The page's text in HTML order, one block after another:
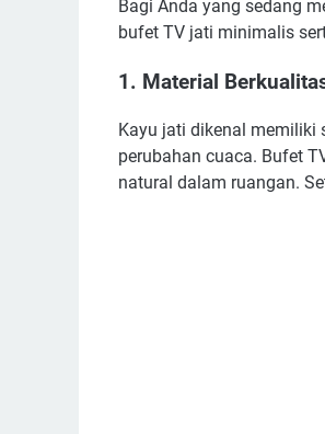
Bagi Anda yang sedang
bufet TV jati minimalis
1. Material
Kayu jati dikenal memiliki
perubahan cuaca. Bufet
natural dalam ruangan.